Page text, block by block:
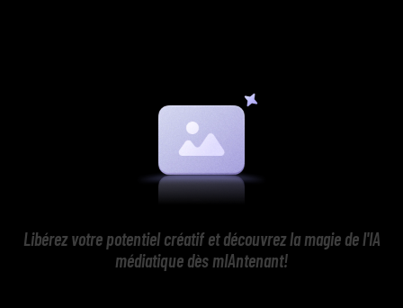
Libérez votre potentiel créatif et découvrez la magie de l'IA
médiatique dès mIAntenant!